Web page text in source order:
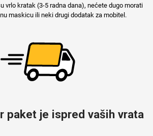
vrlo kratak (3-5 radna dana), nećete dugo morati
maskicu ili neki drugi dodatak za mobitel.
paket je ispred vaših vrata